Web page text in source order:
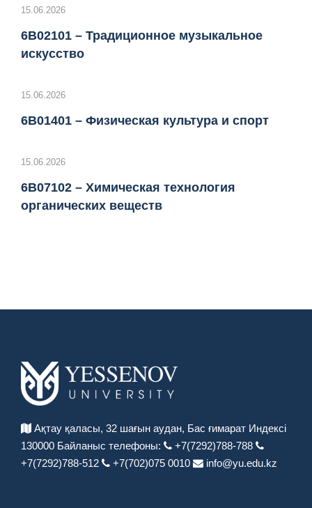
15.06.2026
6B02101 – Традиционное музыкальное
искусство
15.06.2026
6B01401 – Физическая культура и спорт
15.06.2026
6B07102 – Химическая технология
органических веществ
Ақтау қаласы, 32 шағын аудан, Бас ғимарат Индексі
130000 Байланыс телефоны:
+7(7292)788-788
+7(7292)788-512
+7(702)075 0010 info@yu.edu.kz